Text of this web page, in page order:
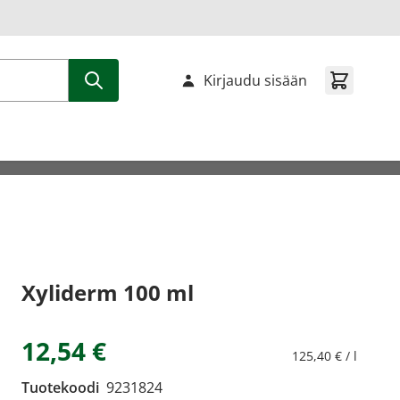
Kirjaudu sisään
Xyliderm 100 ml
12,54 € 125,40 € / l
Tuotekoodi 9231824